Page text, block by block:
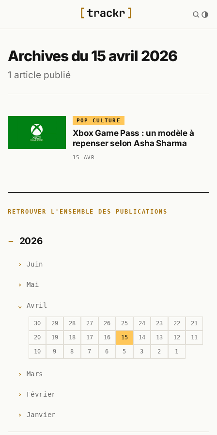
Archives du 15 avril 2026
1 article publié
POP CULTURE
Xbox Game Pass : un modèle à
repenser selon Asha Sharma
15 AVR
RETROUVER L'ENSEMBLE DES PUBLICATIONS
2026
Juin
Mai
Avril
30 29 28 27 26 25 24 23 22 21
20 19 18 17 16 15 14 13 12 11
10 9 8 7 6 5 3 2 1
Mars
Février
Janvier